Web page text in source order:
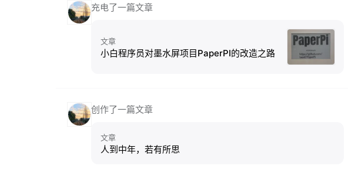
充电了一篇文章
文章
小白程序员对墨水屏项目PaperPI的改造之路
创作了一篇文章
文章
人到中年，若有所思